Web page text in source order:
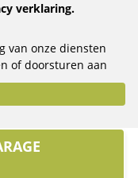
verklaring.
van onze diensten
of doorsturen aan